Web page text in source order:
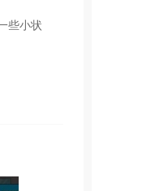
些小状